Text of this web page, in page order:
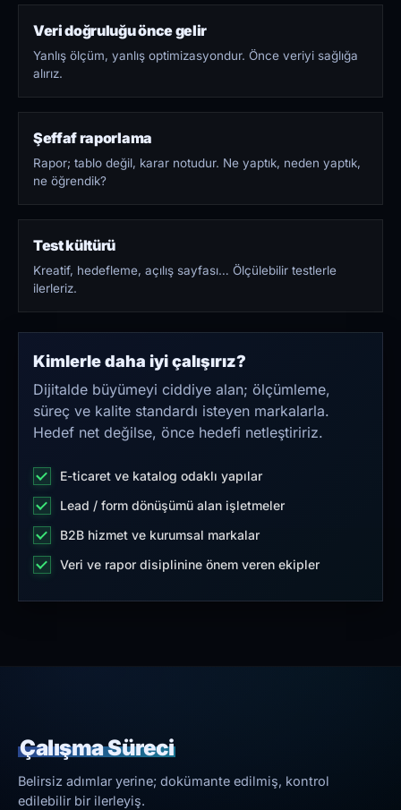
Veri doğruluğu önce gelir
Yanlış ölçüm, yanlış optimizasyondur. Önce veriyi sağlığa
alırız.
Şeffaf raporlama
Rapor; tablo değil, karar notudur. Ne yaptık, neden yaptık,
ne öğrendik?
Test kültürü
Kreatif, hedefleme, açılış sayfası… Ölçülebilir testlerle
ilerleriz.
Kimlerle daha iyi çalışırız?
Dijitalde büyümeyi ciddiye alan; ölçümleme,
süreç ve kalite standardı isteyen markalarla.
Hedef net değilse, önce hedefi netleştiririz.
E-ticaret ve katalog odaklı yapılar
Lead / form dönüşümü alan işletmeler
B2B hizmet ve kurumsal markalar
Veri ve rapor disiplinine önem veren ekipler
Çalışma Süreci
Belirsiz adımlar yerine; dokümante edilmiş, kontrol
edilebilir bir ilerleyiş.